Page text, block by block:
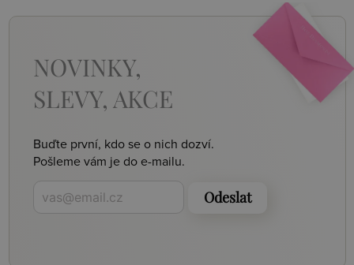
NOVINKY,
SLEVY, AKCE
Buďte první, kdo se o nich dozví.
Pošleme vám je do e-mailu.
Odeslat